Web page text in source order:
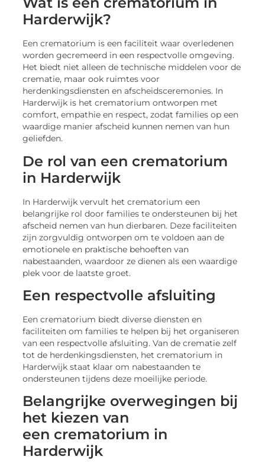
Harderwijk?
Een crematorium is een faciliteit waar overledenen
worden gecremeerd in een respectvolle omgeving.
Het biedt niet alleen de technische middelen voor de
crematie, maar ook ruimtes voor
herdenkingsdiensten en afscheidsceremonies. In
Harderwijk is het crematorium ontworpen met
comfort, empathie en respect, zodat families op een
waardige manier afscheid kunnen nemen van hun
geliefden.
De rol van een crematorium
in Harderwijk
In Harderwijk vervult het crematorium een
belangrijke rol door families te ondersteunen bij het
afscheid nemen van hun dierbaren. Deze faciliteiten
zijn zorgvuldig ontworpen om te voldoen aan de
emotionele en praktische behoeften van
nabestaanden, waardoor ze dienen als een waardige
plek voor de laatste groet.
Een respectvolle afsluiting
Een crematorium biedt diverse diensten en
faciliteiten om families te helpen bij het organiseren
van een respectvolle afsluiting. Van de crematie zelf
tot de herdenkingsdiensten, het crematorium in
Harderwijk staat klaar om nabestaanden te
ondersteunen tijdens deze moeilijke periode.
Belangrijke overwegingen bij
het kiezen van
een crematorium in
Harderwijk